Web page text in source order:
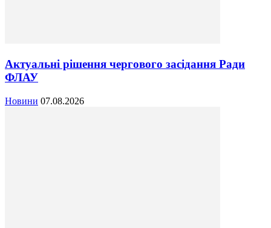
Актуальні рішення чергового засідання Ради
ФЛАУ
Новини 07.08.2026